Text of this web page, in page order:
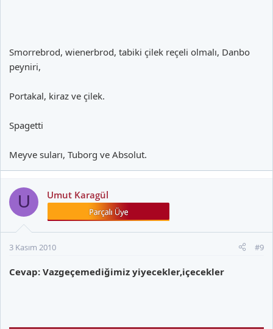
Smorrebrod, wienerbrod, tabiki çilek reçeli olmalı, Danbo
peyniri,
Portakal, kiraz ve çilek.
Spagetti
Meyve suları, Tuborg ve Absolut.
U Umut Karagül
3 Kasım 2010 #9
Cevap: Vazgeçemediğimiz yiyecekler,içecekler